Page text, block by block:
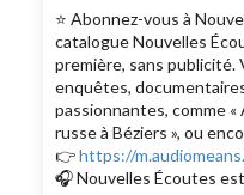
⭐️ Abonnez-vous à
catalogue Nouvelles
première, sans publicité.
enquêtes,
passionnantes, comme «
russe à Béziers », ou
👉https://
🎧 Nouvelles Écoutes